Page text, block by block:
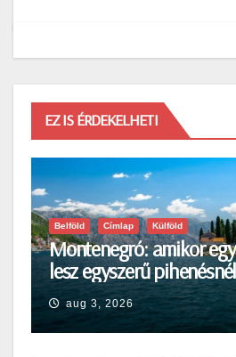
EZ IS ÉRDEKELHETI
Belföld Címlap Külföld
Montenegró: amikor
lesz egyszerű pihenésnél
aug 3, 2026